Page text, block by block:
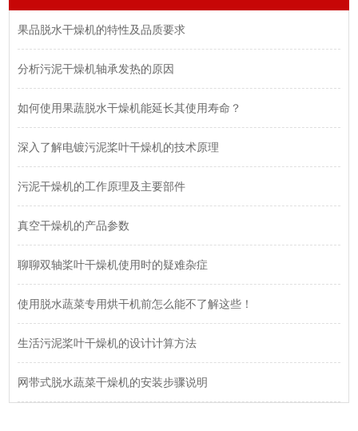
果品脱水干燥机的特性及品质要求
分析污泥干燥机轴承发热的原因
如何使用果蔬脱水干燥机能延长其使用寿命？
深入了解电镀污泥桨叶干燥机的技术原理
污泥干燥机的工作原理及主要部件
真空干燥机的产品参数
聊聊双轴桨叶干燥机使用时的疑难杂症
使用脱水蔬菜专用烘干机前怎么能不了解这些！
生活污泥桨叶干燥机的设计计算方法
网带式脱水蔬菜干燥机的安装步骤说明